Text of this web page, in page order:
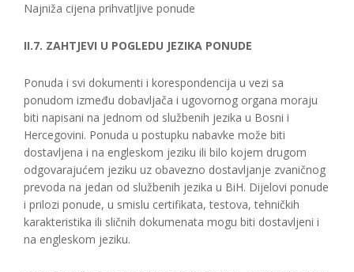
Najniža cijena prihvatljive ponude
II.7. ZAHTJEVI U POGLEDU JEZIKA PONUDE
Ponuda i svi dokumenti i korespondencija u vezi sa
ponudom između dobavljača i ugovornog organa moraju
biti napisani na jednom od službenih jezika u Bosni i
Hercegovini. Ponuda u postupku nabavke može biti
dostavljena i na engleskom jeziku ili bilo kojem drugom
odgovarajućem jeziku uz obavezno dostavljanje zvaničnog
prevoda na jedan od službenih jezika u BiH. Dijelovi ponude
i prilozi ponude, u smislu certifikata, testova, tehničkih
karakteristika ili sličnih dokumenata mogu biti dostavljeni i
na engleskom jeziku.